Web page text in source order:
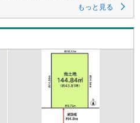
を見学する（無料）」ボタンより
スムーズにご案内が可能です。
なハウスメーカー、工務店でご建築
す。
歩26分。
物の取り壊しが必要です。
無！キッズスペース有！オンライン
内の物件ほぼ全てご紹介！一緒にあ
ましょう！まずはお気軽にお電話
もっと見る